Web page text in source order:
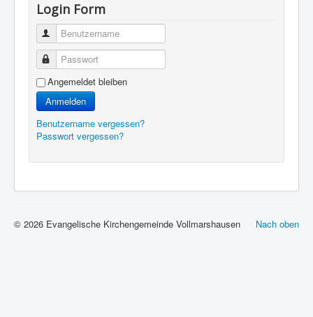
Login Form
Benutzername
Passwort
Angemeldet bleiben
Anmelden
Benutzername vergessen?
Passwort vergessen?
Nach oben
© 2026 Evangelische Kirchengemeinde Vollmarshausen